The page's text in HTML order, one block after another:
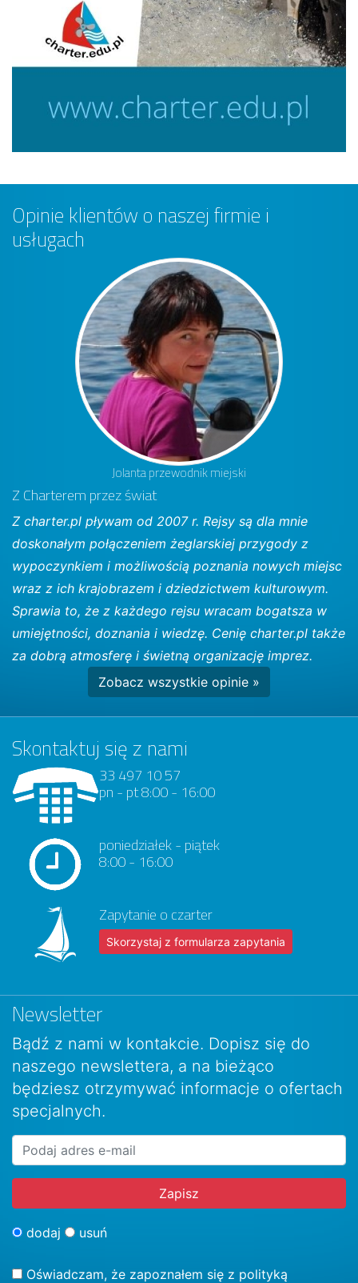
Opinie klientów o naszej firmie i
usługach
Jolanta przewodnik miejski
Z Charterem przez świat
Z charter.pl pływam od 2007 r. Rejsy są dla mnie
doskonałym połączeniem żeglarskiej przygody z
wypoczynkiem i możliwością poznania nowych miejsc
wraz z ich krajobrazem i dziedzictwem kulturowym.
Sprawia to, że z każdego rejsu wracam bogatsza w
umiejętności, doznania i wiedzę. Cenię charter.pl także
za dobrą atmosferę i świetną organizację imprez.
Zobacz wszystkie opinie »
Skontaktuj się z nami
33 497 10 57
pn - pt 8:00 - 16:00
poniedziałek - piątek
8:00 - 16:00
Zapytanie o czarter
Skorzystaj z formularza zapytania
Newsletter
Bądź z nami w kontakcie. Dopisz się do
naszego newslettera, a na bieżąco
będziesz otrzymywać informacje o ofertach
specjalnych.
dodaj usuń
Oświadczam, że zapoznałem się z polityką